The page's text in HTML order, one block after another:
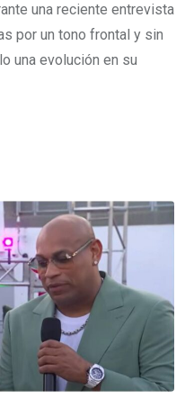
una reciente entrevista
por un tono frontal y sin
una evolución en su